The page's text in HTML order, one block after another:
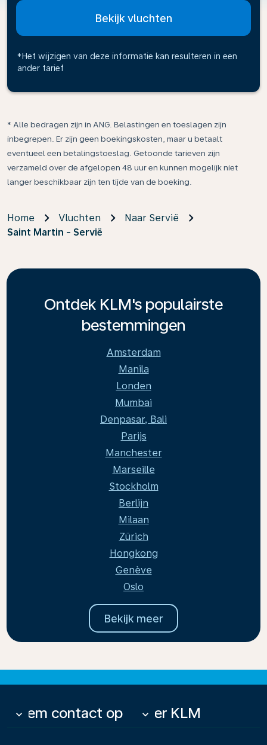
Bekijk vluchten
*Het wijzigen van deze informatie kan resulteren in een
ander tarief
* Alle bedragen zijn in ANG. Belastingen en toeslagen zijn
inbegrepen. Er zijn geen boekingskosten, maar u betaalt
eventueel een betalingstoeslag. Getoonde tarieven zijn
verzameld over de afgelopen 48 uur en kunnen mogelijk niet
langer beschikbaar zijn ten tijde van de boeking.
Home Vluchten
Naar Servië
Saint Martin - Servië
Ontdek KLM's populairste
bestemmingen
Amsterdam
Manila
Londen
Mumbai
Denpasar, Bali
Parijs
Manchester
Marseille
Stockholm
Berlijn
Milaan
Zürich
Hongkong
Genève
Oslo
Bekijk meer
Neem contact op
keyboard_arrow_down Over KLM
keyboard_arrow_down